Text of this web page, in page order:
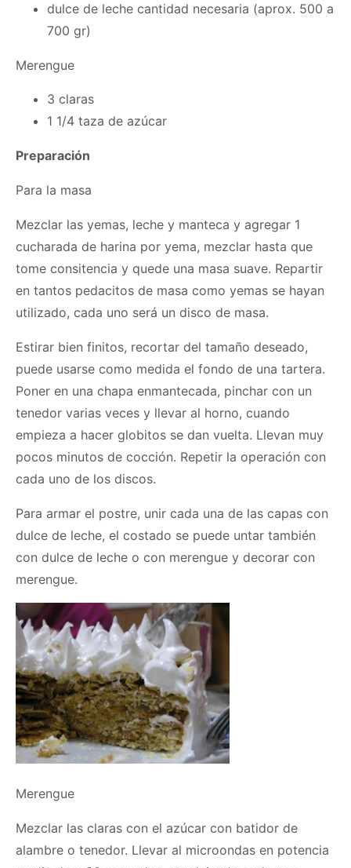
dulce de leche cantidad necesaria (aprox. 500 a
700 gr)
Merengue
3 claras
1 1/4 taza de azúcar
Preparación
Para la masa
Mezclar las yemas, leche y manteca y agregar 1
cucharada de harina por yema, mezclar hasta que
tome consitencia y quede una masa suave. Repartir
en tantos pedacitos de masa como yemas se hayan
utilizado, cada uno será un disco de masa.
Estirar bien finitos, recortar del tamaño deseado,
puede usarse como medida el fondo de una tartera.
Poner en una chapa enmantecada, pinchar con un
tenedor varias veces y llevar al horno, cuando
empieza a hacer globitos se dan vuelta. Llevan muy
pocos minutos de cocción. Repetir la operación con
cada uno de los discos.
Para armar el postre, unir cada una de las capas con
dulce de leche, el costado se puede untar también
con dulce de leche o con merengue y decorar con
merengue.
Merengue
Mezclar las claras con el azúcar con batidor de
alambre o tenedor. Llevar al microondas en potencia